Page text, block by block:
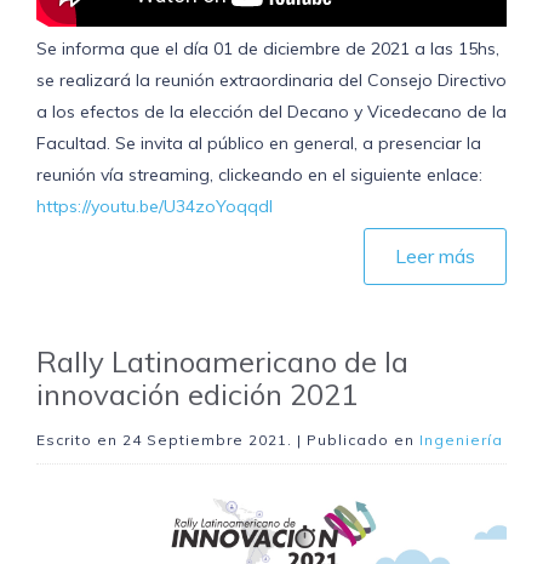
Se informa que el día 01 de diciembre de 2021 a las 15hs,
se realizará la reunión extraordinaria del Consejo Directivo
a los efectos de la elección del Decano y Vicedecano de la
Facultad. Se invita al público en general, a presenciar la
reunión vía streaming, clickeando en el siguiente enlace:
https://youtu.be/U34zoYoqqdI
Leer más
Rally Latinoamericano de la
innovación edición 2021
Escrito en 24 Septiembre 2021 . | Publicado en Ingeniería